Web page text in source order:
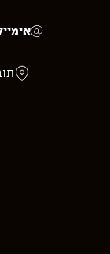
תובל 21, רמת